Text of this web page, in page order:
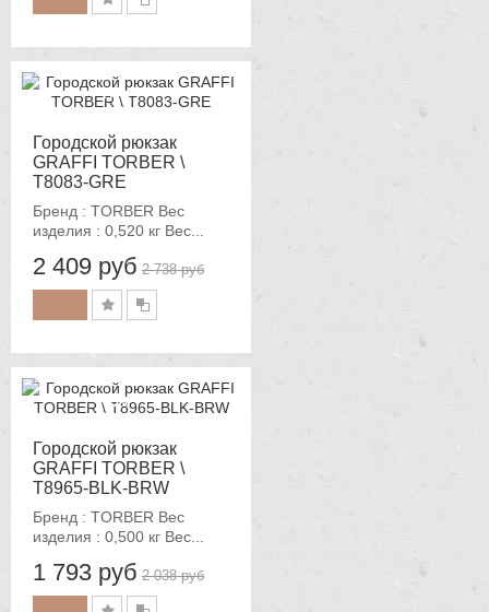
Городской рюкзак
GRAFFI TORBER \
T8083-GRE
Бренд : TORBER Вес
изделия : 0,520 кг Вес...
2 409 руб
-12%
2 738 руб
Городской рюкзак
GRAFFI TORBER \
T8965-BLK-BRW
Бренд : TORBER Вес
изделия : 0,500 кг Вес...
1 793 руб
-12%
2 038 руб